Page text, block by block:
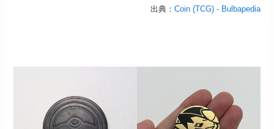
出典： Coin (TCG) - Bulbapedia